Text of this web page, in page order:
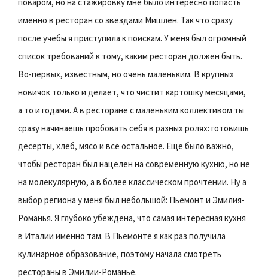
именно в ресторан со звездами Мишлен. Так что сразу
после учебы я приступила к поискам. У меня был огромный
список требований к тому, каким ресторан должен быть.
Во-первых, известным, но очень маленьким. В крупных
новичок только и делает, что чистит картошку месяцами,
а то и годами. А в ресторане с маленьким коллективом ты
сразу начинаешь пробовать себя в разных ролях: готовишь
десерты, хлеб, мясо и всё остальное. Еще было важно,
чтобы ресторан был нацелен на современную кухню, но не
на молекулярную, а в более классическом прочтении. Ну а
выбор региона у меня был небольшой: Пьемонт и Эмилия-
Романья. Я глубоко убеждена, что самая интересная кухня
в Италии именно там. В Пьемонте я как раз получила
кулинарное образование, поэтому начала смотреть
рестораны в Эмилии-Романье.